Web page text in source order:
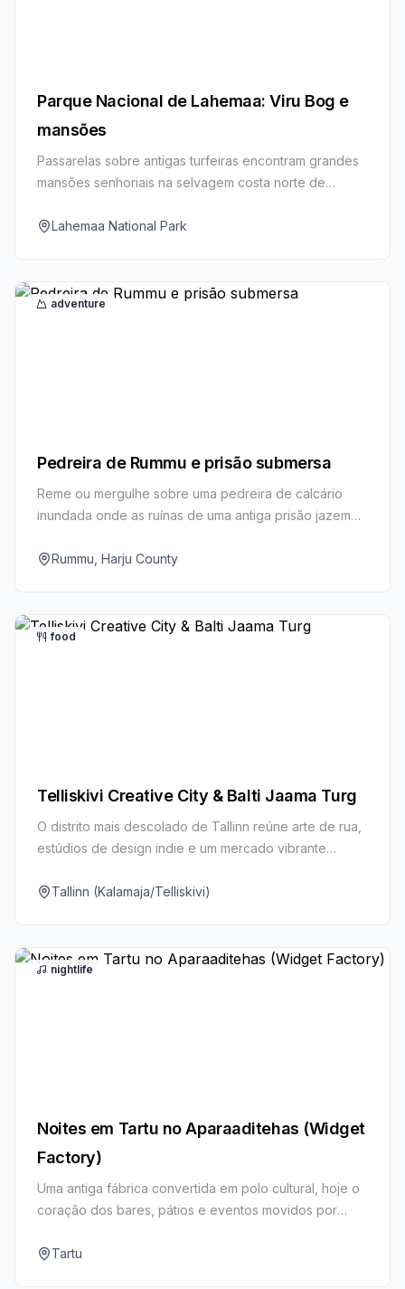
Parque Nacional de Lahemaa: Viru Bog e
mansões
Passarelas sobre antigas turfeiras encontram grandes
mansões senhoriais na selvagem costa norte de
Lahemaa National Park
adventure
Pedreira de Rummu e prisão submersa
Reme ou mergulhe sobre uma pedreira de calcário
inundada onde as ruínas de uma antiga prisão jazem
Rummu, Harju County
food
Telliskivi Creative City & Balti Jaama Turg
O distrito mais descolado de Tallinn reúne arte de rua,
estúdios de design indie e um mercado vibrante
Tallinn (Kalamaja/Telliskivi)
nightlife
Noites em Tartu no Aparaaditehas (Widget
Factory)
Uma antiga fábrica convertida em polo cultural, hoje o
coração dos bares, pátios e eventos movidos por
Tartu